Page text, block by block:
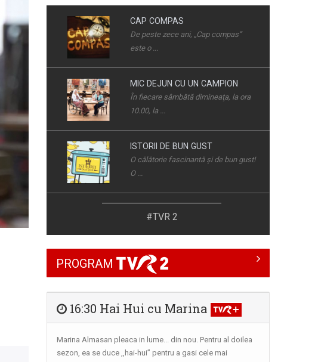
MIC DEJUN CU UN CAMPION
În fiecare sâmbătă dimineaţa, la ora
10.00, la ...
ISTORII DE BUN GUST
O călătorie fascinantă şi de bun gust!
O ...
ROMÂNIA... ÎN BUCATE
Un show culinar despre tradiții și
secrete ale ...
Început în 1991, „Memorialul Durerii”
a ...
PESCAR HOINAR
#TVR 2
PROGRAM
16:30 Hai Hui cu Marina
Marina Almasan pleaca in lume... din nou. Pentru al doilea
sezon, ea se duce ,,hai-hui” pentru a gasi cele mai